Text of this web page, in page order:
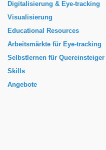
Digitalisierung & Eye-tracking
Visualisierung
Educational Resources
Arbeitsmärkte für Eye-tracking
Selbstlernen für Quereinsteiger
Skills
Angebote